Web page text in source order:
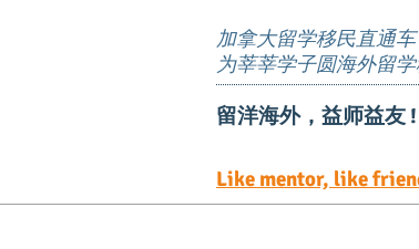
加拿大留学移民直通
为莘莘学子圆海外留学
留洋海外，益师益友 !
Like mentor, like